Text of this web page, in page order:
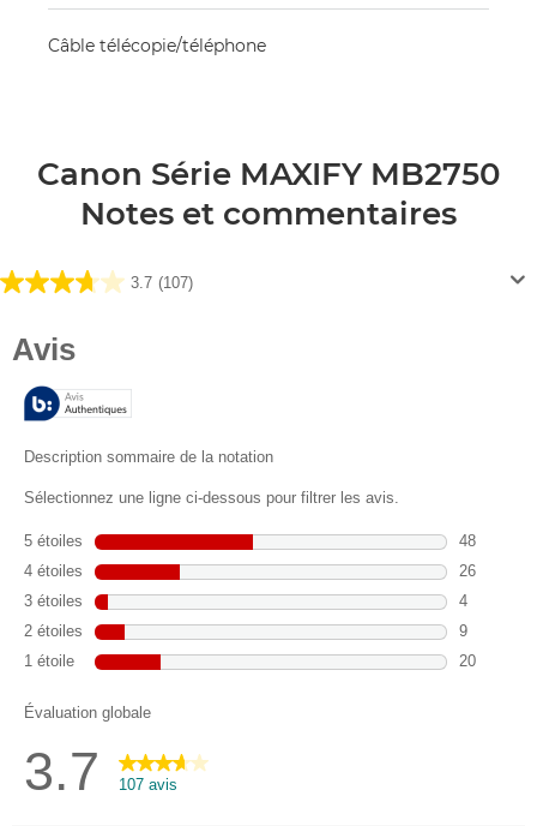
Câble télécopie/téléphone
Canon Série MAXIFY MB2750
Notes et commentaires
3.7 (107)
3.7
étoiles.